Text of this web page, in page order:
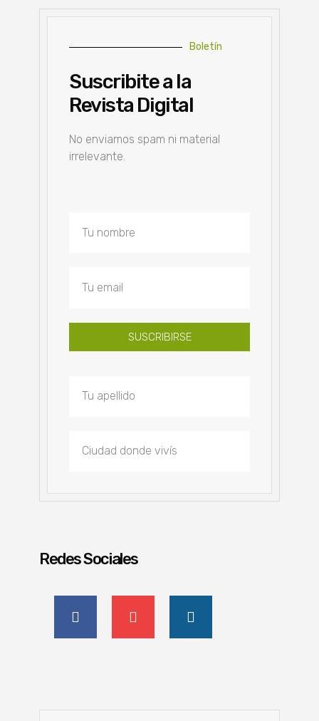
Boletín
Suscribite a la
Revista Digital
No enviamos spam ni material
irrelevante.
SUSCRIBIRSE
Redes Sociales